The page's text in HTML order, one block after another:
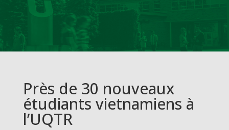
Près de 30 nouveaux
étudiants vietnamiens à
l’UQTR